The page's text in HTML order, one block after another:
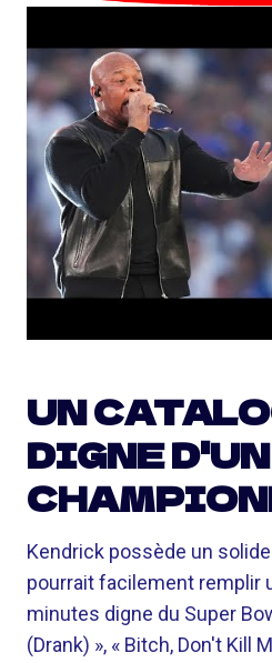
UN
DIGNE D'UN
Kendrick possède un
pourrait facilement remplir
minutes digne du Super
(Drank) », « Bitch, Don't Kill